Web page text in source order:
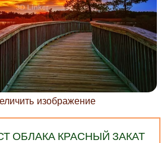
изображение
ОБЛАКА КРАСНЫЙ ЗАКАТ